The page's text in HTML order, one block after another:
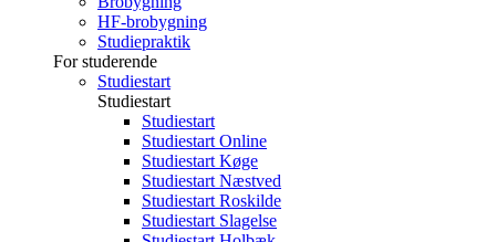
HF-brobygning
Studiepraktik
For studerende
Studiestart
Studiestart
Studiestart
Studiestart Online
Studiestart Køge
Studiestart Næstved
Studiestart Roskilde
Studiestart Slagelse